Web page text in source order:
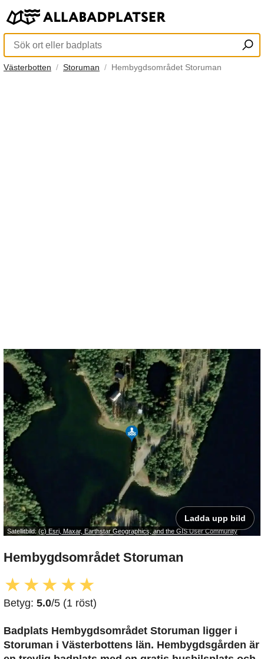
Västerbotten Storuman Hembygdsområdet Storuman
Satellitbild:(c) Esri, Maxar, Earthstar Geographics, and the GIS User Community
Ladda upp bild
Hembygdsområdet Storuman
★ ★★ ★★
Betyg: 5.0/5 (1 röst)
Badplats Hembygdsområdet Storuman ligger i
Storuman i Västerbottens län. Hembygdsgården är